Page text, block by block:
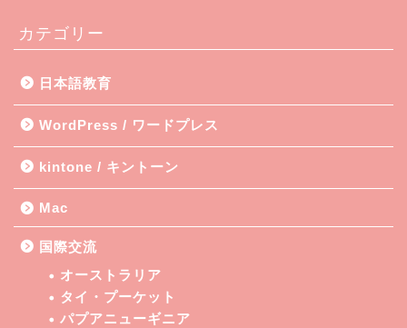
カテゴリー
日本語教育
WordPress / ワードプレス
kintone / キントーン
Mac
国際交流
オーストラリア
タイ・プーケット
パプアニューギニア